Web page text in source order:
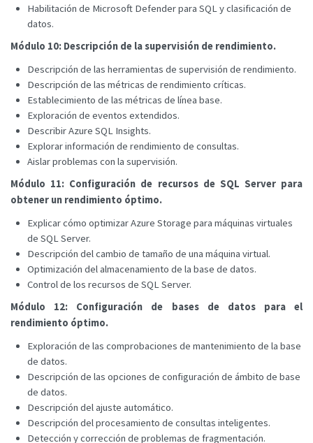
Habilitación de Microsoft Defender para SQL y clasificación de
datos.
Módulo 10: Descripción de la supervisión de rendimiento.
Descripción de las herramientas de supervisión de rendimiento.
Descripción de las métricas de rendimiento críticas.
Establecimiento de las métricas de línea base.
Exploración de eventos extendidos.
Describir Azure SQL Insights.
Explorar información de rendimiento de consultas.
Aislar problemas con la supervisión.
Módulo 11: Configuración de recursos de SQL Server para
obtener un rendimiento óptimo.
Explicar cómo optimizar Azure Storage para máquinas virtuales
de SQL Server.
Descripción del cambio de tamaño de una máquina virtual.
Optimización del almacenamiento de la base de datos.
Control de los recursos de SQL Server.
Módulo 12: Configuración de bases de datos para el
rendimiento óptimo.
Exploración de las comprobaciones de mantenimiento de la base
de datos.
Descripción de las opciones de configuración de ámbito de base
de datos.
Descripción del ajuste automático.
Descripción del procesamiento de consultas inteligentes.
Detección y corrección de problemas de fragmentación.